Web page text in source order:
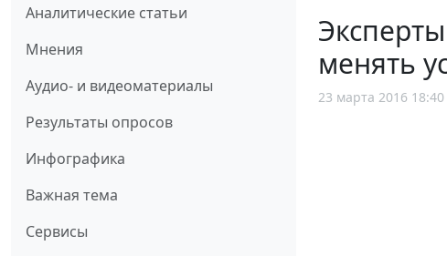
Аналитические статьи
Мнения
Аудио- и видеоматериалы
Результаты опросов
Инфографика
Важная тема
Сервисы
менять
23 марта 2016 18:40